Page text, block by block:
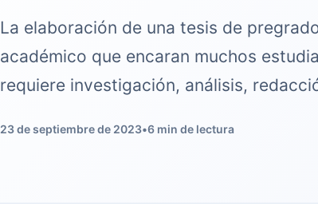
La elaboración de una tesis de
académico que encaran muchos
requiere investigación, análisis,
23 de septiembre de 2023•6 min de lectura